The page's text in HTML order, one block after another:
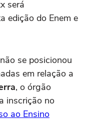
será
edição do Enem e
se posicionou
em relação a
, o órgão
inscrição no
ao Ensino